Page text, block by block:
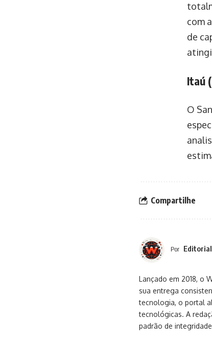
com
de
Itaú
O
Compartilhe
Por
Lançado em 2018, o
sua entrega
tecnologia, o portal
tecnológicas. A
padrão de